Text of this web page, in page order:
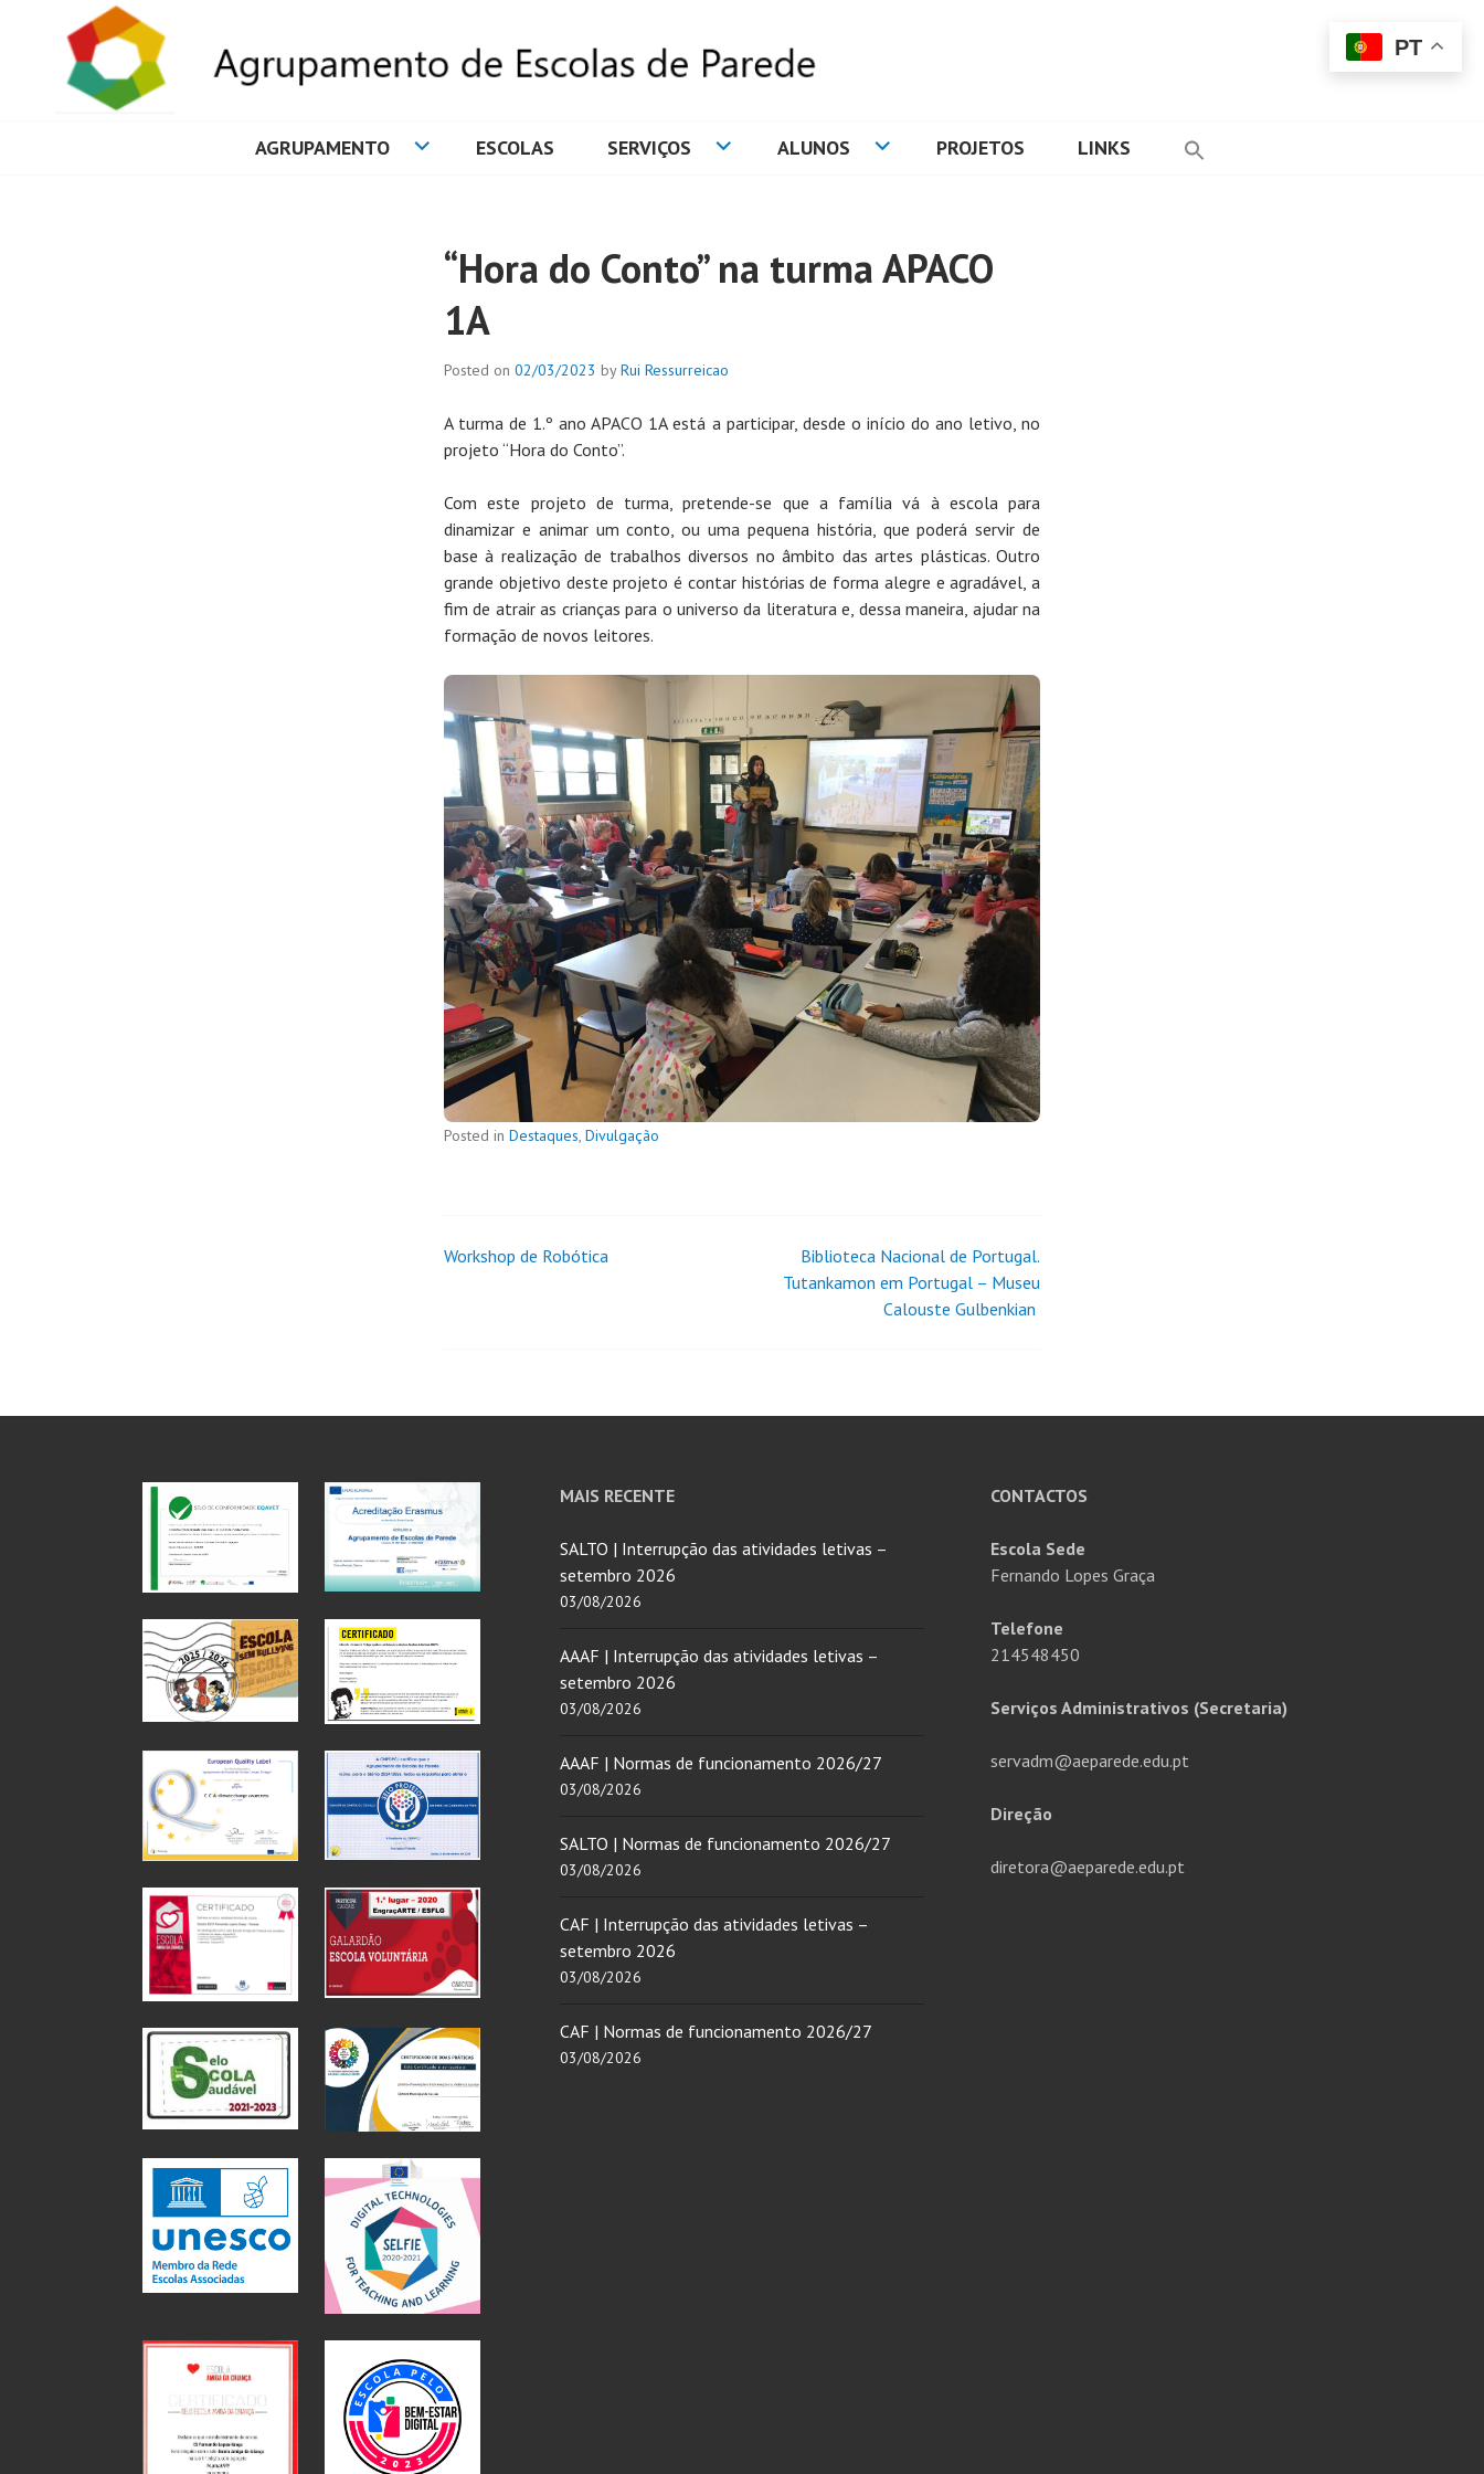
AGRUPAMENTO ESCOLAS SERVIÇOS ALUNOS PROJETOS LINKS
“Hora do Conto” na turma APACO
1A
Posted on 02/03/2023 byRui Ressurreicao
A turma de 1.º ano APACO 1A está a participar, desde o início do ano letivo, no
projeto “Hora do Conto”.
Com este projeto de turma, pretende-se que a família vá à escola para
dinamizar e animar um conto, ou uma pequena história, que poderá servir de
base à realização de trabalhos diversos no âmbito das artes plásticas. Outro
grande objetivo deste projeto é contar histórias de forma alegre e agradável, a
fim de atrair as crianças para o universo da literatura e, dessa maneira, ajudar na
formação de novos leitores.
Posted in Destaques, Divulgação
Workshop de Robótica
Biblioteca Nacional de Portugal.
Tutankamon em Portugal – Museu
Calouste Gulbenkian
MAIS RECENTE
SALTO | Interrupção das atividades letivas –
setembro 2026
03/08/2026
AAAF | Interrupção das atividades letivas –
setembro 2026
03/08/2026
AAAF | Normas de funcionamento 2026/27
03/08/2026
SALTO | Normas de funcionamento 2026/27
03/08/2026
CAF | Interrupção das atividades letivas –
setembro 2026
03/08/2026
CAF | Normas de funcionamento 2026/27
03/08/2026
CONTACTOS
Escola Sede
Fernando Lopes Graça
Telefone
214548450
Serviços Administrativos (Secretaria)
servadm@aeparede.edu.pt
Direção
diretora@aeparede.edu.pt
PT